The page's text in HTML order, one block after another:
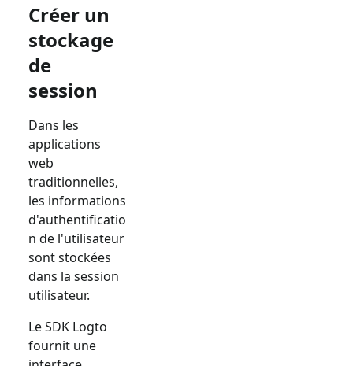
Créer un
stockage
de
session
Dans les
applications
web
traditionnelles,
les informations
d'authentificatio
n de l'utilisateur
sont stockées
dans la session
utilisateur.
Le SDK Logto
fournit une